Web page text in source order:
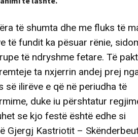
të shumta dhe me fluks të
të fundit ka pësuar rënie,
të ndryshme fetare. Të
ta nxjerrin andej prej
së ilirëve e që në periudha të
duke iu përshtatur
se kjo festë është edhe si
Gjergj Kastriotit –